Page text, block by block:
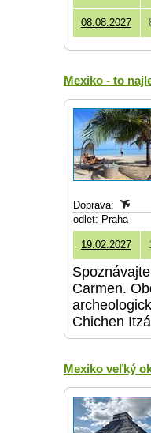
08.08.2027
Mexiko - to
Doprava:
odlet: Praha
19.02.2027
Carmen.
Chichen
Mexiko veľký